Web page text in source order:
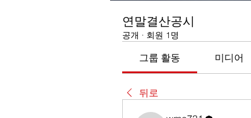
연말결산공시
공개 · 회원 1명
그룹 활동 미디어
뒤로